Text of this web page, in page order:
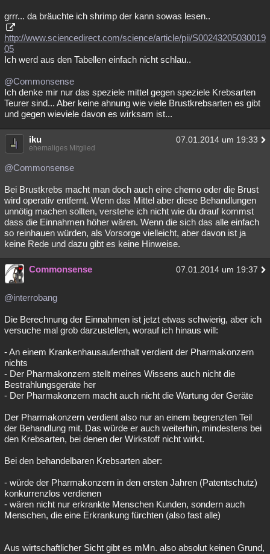
grrr... da bräuchte ich shrimp der kann sowas lesen..
http://www.sciencedirect.com/science/article/pii/S00243205030019
05
Ich werd aus den Tabellen einfach nicht schlau..
@Commonsense
Ich denke mir nur das speziele mittel gegen speziele Krebsarten
Teurer sind... Aber keine ahnung wie viele Brustkrebsarten es gibt
und gegen wieviele davon es wirksam ist...
iku 07.01.2014 um 19:33
ehemaliges Mitglied
@Commonsense
Bei Brustkrebs macht man doch auch eine chemo oder die Brust
wird operativ entfernt. Wenn das Mittel aber diese Behandlungen
unnötig machen sollten, verstehe ich nicht wie du drauf kommst
dass die Einnahmen höher wären. Wenn die sich das alle einfach
so reinhauen würden, als Vorsorge vielleicht, aber davon ist ja
keine Rede und dazu gibt es keine Hinweise.
Commonsense 07.01.2014 um 19:37
@interrobang
Die Berechnung der Einnahmen ist jetzt etwas schwierig, aber ich
versuche mal grob darzustellen, worauf ich hinaus will:
- An einem Krankenhausaufenthalt verdient der Pharmakonzern
nichts
- Der Pharmakonzern stellt meines Wissens auch nicht die
Bestrahlungsgeräte her
- Der Pharmakonzern macht auch nicht die Wartung der Geräte
Der Pharmakonzern verdient also nur an einem begrenzten Teil
der Behandlung mit. Das würde er auch weiterhin, mindestens bei
den Krebsarten, bei denen der Wirkstoff nicht wirkt.
Bei den behandelbaren Krebsarten aber:
- würde der Pharmakonzern in den ersten Jahren (Patentschutz)
konkurrenzlos verdienen
- wären nicht nur erkrankte Menschen Kunden, sondern auch
Menschen, die eine Erkrankung fürchten (also fast alle)
Aus wirtschaftlicher Sicht gibt es mMn. also absolut keinen Grund,